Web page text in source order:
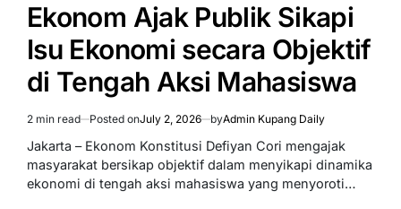
Ekonom Ajak Publik Sikapi
Isu Ekonomi secara Objektif
di Tengah Aksi Mahasiswa
Estimated
read
2 min read Posted onJuly 2, 2026 byAdmin Kupang Daily
Jakarta – Ekonom Konstitusi Defiyan Cori mengajak
masyarakat bersikap objektif dalam menyikapi dinamika
ekonomi di tengah aksi mahasiswa yang menyoroti…